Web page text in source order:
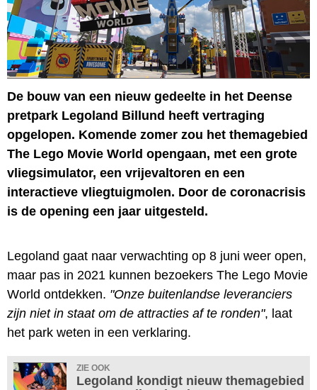
De bouw van een nieuw gedeelte in het Deense
pretpark Legoland Billund heeft vertraging
opgelopen. Komende zomer zou het themagebied
The Lego Movie World opengaan, met een grote
vliegsimulator, een vrijevaltoren en een
interactieve vliegtuigmolen. Door de coronacrisis
is de opening een jaar uitgesteld.
Legoland gaat naar verwachting op 8 juni weer open,
maar pas in 2021 kunnen bezoekers The Lego Movie
World ontdekken. "Onze buitenlandse leveranciers
zijn niet in staat om de attracties af te ronden", laat
het park weten in een verklaring.
ZIE OOK
Legoland kondigt nieuw themagebied